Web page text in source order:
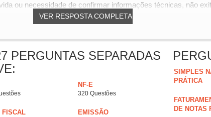
VER RESPOSTA COMPLETA
ou necessidade de confirmar informações técnicas, não
PERGUNTAS SEPARADAS
NF-E
320 Questões
FISCAL EMISSÃO
SIMPLES
PRÁTICA
DE NOTAS